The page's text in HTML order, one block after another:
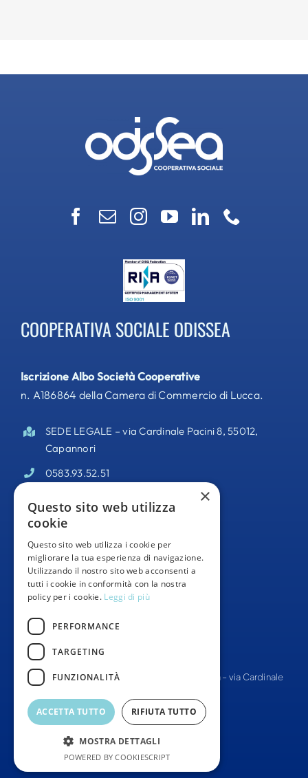
COOPERATIVA SOCIALE ODISSEA
Iscrizione Albo Società Cooperative
n. A186864 della Camera di Commercio di Lucca.
SEDE LEGALE – via Cardinale Pacini 8, 55012,
Capannori
0583.93.52.51
odisseacooperativa@pec.it
Partita IVA 02095140469
Informativa Privacy
Whistleblowing
© Tutti i diritti Riservati – Cooperativa Odissea– via Cardinale
SITO WEB –THINKLAB360
×
Questo sito web utilizza
cookie
Questo sito web utilizza i cookie per
migliorare la tua esperienza di navigazione.
Utilizzando il nostro sito web acconsenti a
tutti i cookie in conformità con la nostra
policy per i cookie. Leggi di più
PERFORMANCE
TARGETING
FUNZIONALITÀ
ACCETTA TUTTO RIFIUTA TUTTO
MOSTRA DETTAGLI
POWERED BY COOKIESCRIPT